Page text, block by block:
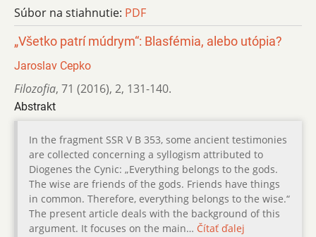
Súbor na stiahnutie: PDF
„Všetko patrí múdrym“: Blasfémia, alebo utópia?
Jaroslav Cepko
Filozofia, 71 (2016), 2, 131-140.
Abstrakt
In the fragment SSR V B 353, some ancient testimonies
are collected concerning a syllogism attributed to
Diogenes the Cynic: „Everything belongs to the gods.
The wise are friends of the gods. Friends have things
in common. Therefore, everything belongs to the wise.“
The present article deals with the background of this
argument. It focuses on the main… Čítať ďalej